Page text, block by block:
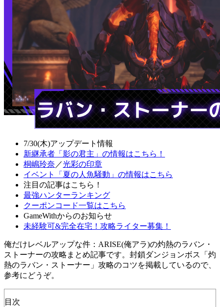
7/30(木)アップデート情報
新継承者「影の君主」の情報はこちら！
桐嶋玲奈 ／光彩の印章
イベント「夏の人魚騒動」の情報はこちら
注目の記事はこちら！
最強ハンターランキング
クーポンコード一覧はこちら
GameWithからのお知らせ
未経験可&完全在宅！攻略ライター募集！
俺だけレベルアップな件：ARISE(俺アラ)の灼熱のラバン・
ストーナーの攻略まとめ記事です。封鎖ダンジョンボス「灼
熱のラバン・ストーナー」攻略のコツを掲載しているので、
参考にどうぞ。
目次